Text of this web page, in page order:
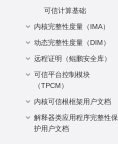
可信计算基础
内核完整性度量（IMA）
概述
接口说明
文件格式说明
使用说明
附录
动态完整性度量（DIM）
背景
术语说明
特性简介
如何使用
远程证明（鲲鹏安全库）
介绍
软件架构
安装配置
相关参数
可信平台控制模块
（TPCM）
背景
功能描述
约束限制
内核可信根框架用户文档
概述
特性介绍
解释器类应用程序完整性保
护用户文档